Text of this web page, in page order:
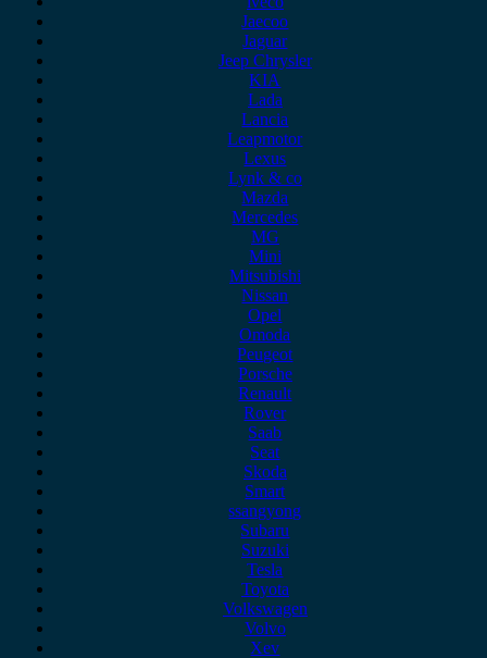
Jaecoo
Jaguar
Jeep Chrysler
KIA
Lada
Lancia
Leapmotor
Lexus
Lynk & co
Mazda
Mercedes
MG
Mini
Mitsubishi
Nissan
Opel
Omoda
Peugeot
Porsche
Renault
Rover
Saab
Seat
Skoda
Smart
ssangyong
Subaru
Suzuki
Tesla
Toyota
Volkswagen
Volvo
Xev